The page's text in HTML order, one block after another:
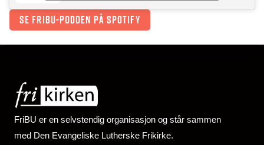
Se FriBU-podden på Spotify
FriBU er en selvstendig organisasjon og står sammen
med Den Evangeliske Lutherske Frikirke.